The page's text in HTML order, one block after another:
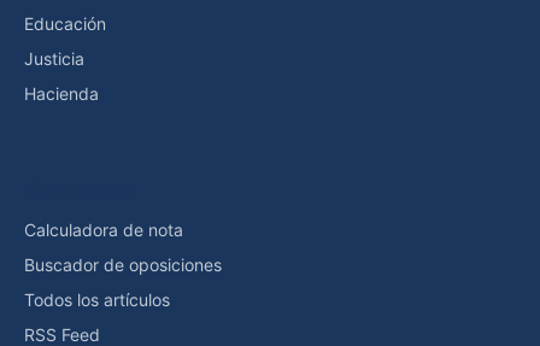
Educación
Justicia
Hacienda
Calculadora de nota
Buscador de oposiciones
Todos los artículos
RSS Feed